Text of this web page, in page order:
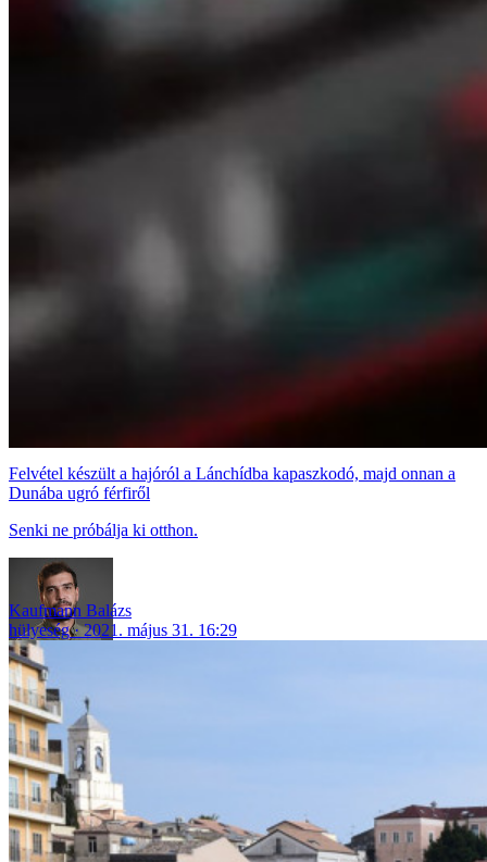
Felvétel készült a hajóról a Lánchídba kapaszkodó, majd onnan a
Dunába ugró férfiről
Senki ne próbálja ki otthon.
Kaufmann Balázs
hülyeség
2021. május 31. 16:29